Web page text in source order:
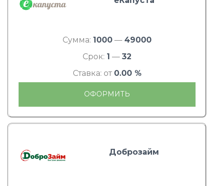
Сумма: 1000 — 49000
Срок: 1 — 32
Ставка: от 0.00 %
ОФОРМИТЬ
Доброзайм